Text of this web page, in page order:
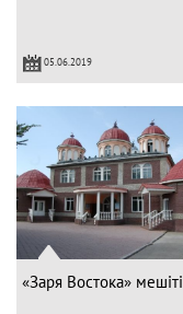
05.06.2019
«Заря Востока» мешіті